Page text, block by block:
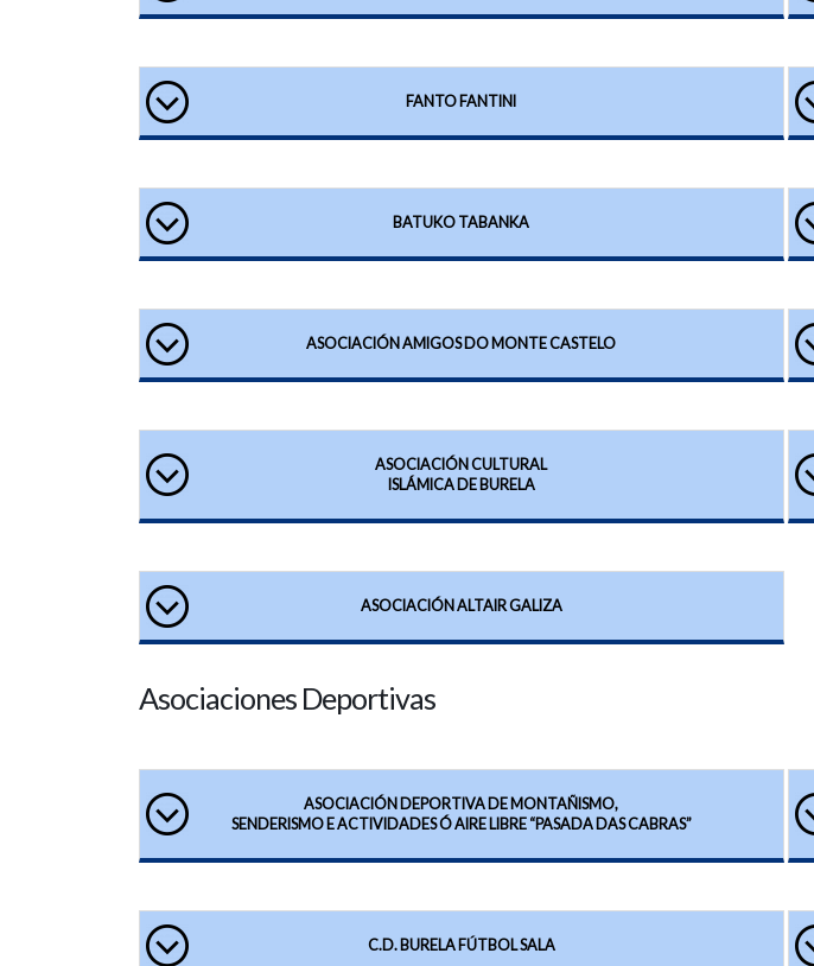
FANTO FANTINI
BATUKO TABANKA
ASOCIACIÓN AMIGOS DO MONTE CASTELO
ASOCIACIÓN CULTURAL
ISLÁMICA DE BURELA
ASOCIACIÓN ALTAIR GALIZA
Asociaciones Deportivas
ASOCIACIÓN DEPORTIVA DE MONTAÑISMO,
SENDERISMO E ACTIVIDADES Ó AIRE LIBRE “PASADA DAS CABRAS”
C.D. BURELA FÚTBOL SALA